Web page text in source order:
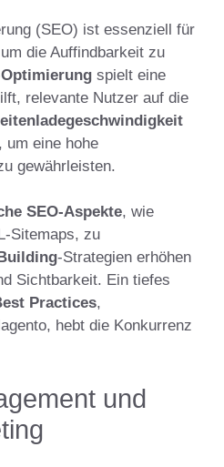
(SEO) ist essenziell für
die Auffindbarkeit zu
spielt eine
relevante Nutzer auf die
um eine hohe
gewährleisten.
SEO-Aspekte, wie
Sitemaps, zu
-Strategien erhöhen
Sichtbarkeit. Ein tiefes
Practices,
hebt die Konkurrenz
und